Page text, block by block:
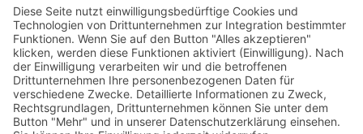
Versandpartner
Verfügbarkeiten
Zahlung und Versand
Datenschutz
Fernabsatz